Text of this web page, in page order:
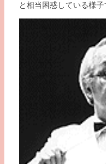
と相当困惑している様子